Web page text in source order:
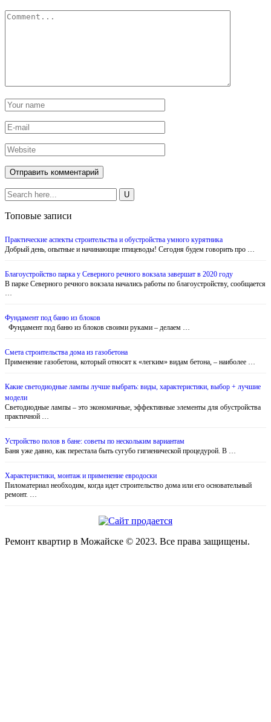
Топовые записи
Практические аспекты строительства и обустройства умного курятника
Добрый день, опытные и начинающие птицеводы! Сегодня будем говорить про …
Благоустройство парка у Северного речного вокзала завершат в 2020 году
В парке Северного речного вокзала начались работы по благоустройству, сообщается
…
Фундамент под баню из блоков
Фундамент под баню из блоков своими руками – делаем …
Смета строительства дома из газобетона
Применение газобетона, который относят к «легким» видам бетона, – наиболее …
Какие светодиодные лампы лучше выбрать: виды, характеристики, выбор + лучшие
модели
Светодиодные лампы – это экономичные, эффективные элементы для обустройства
практичной …
Устройство полов в бане: советы по нескольким вариантам
Баня уже давно, как перестала быть сугубо гигиенической процедурой. В …
Характеристики, монтаж и применение евродоски
Пиломатериал необходим, когда идет строительство дома или его основательный
ремонт. …
Ремонт квартир в Можайске © 2023. Все права защищены.